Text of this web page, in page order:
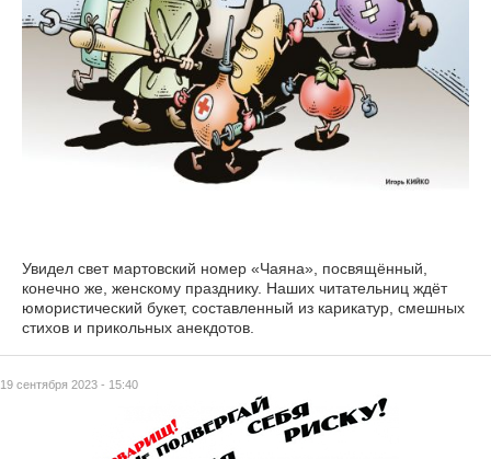
19 сентября 2023 - 15:40
Увидел свет мартовский номер «Чаяна», посвящённый,
конечно же, женскому празднику. Наших читательниц ждёт
юмористический букет, составленный из карикатур, смешных
стихов и прикольных анекдотов.